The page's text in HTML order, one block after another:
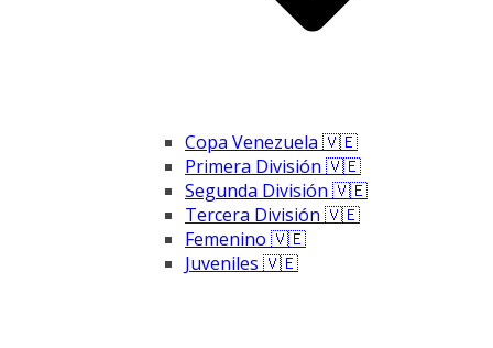
Copa Venezuela 🇻🇪
Primera División 🇻🇪
Segunda División 🇻🇪
Tercera División 🇻🇪
Femenino 🇻🇪
Juveniles 🇻🇪